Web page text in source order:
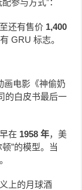
还有售价 1,400
GRU 标志。
画电影《神偷奶
的白皮书最后一
在 1958 年，美
”的模型。当
上的月球酒